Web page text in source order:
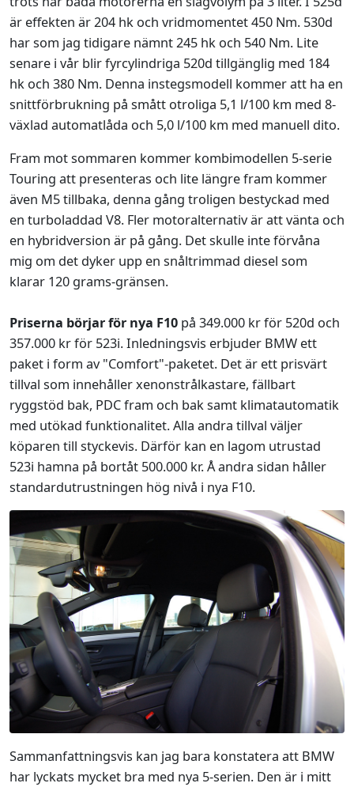
är effekten är 204 hk och vridmomentet 450 Nm. 530d
har som jag tidigare nämnt 245 hk och 540 Nm. Lite
senare i vår blir fyrcylindriga 520d tillgänglig med 184
hk och 380 Nm. Denna instegsmodell kommer att ha en
snittförbrukning på smått otroliga 5,1 l/100 km med 8-
växlad automatlåda och 5,0 l/100 km med manuell dito.
Fram mot sommaren kommer kombimodellen 5-serie
Touring att presenteras och lite längre fram kommer
även M5 tillbaka, denna gång troligen bestyckad med
en turboladdad V8. Fler motoralternativ är att vänta och
en hybridversion är på gång. Det skulle inte förvåna
mig om det dyker upp en snåltrimmad diesel som
klarar 120 grams-gränsen.
Priserna börjar för nya F10 på 349.000 kr för 520d och
357.000 kr för 523i. Inledningsvis erbjuder BMW ett
paket i form av "Comfort"-paketet. Det är ett prisvärt
tillval som innehåller xenonstrålkastare, fällbart
ryggstöd bak, PDC fram och bak samt klimatautomatik
med utökad funktionalitet. Alla andra tillval väljer
köparen till styckevis. Därför kan en lagom utrustad
523i hamna på bortåt 500.000 kr. Å andra sidan håller
standardutrustningen hög nivå i nya F10.
Sammanfattningsvis kan jag bara konstatera att BMW
har lyckats mycket bra med nya 5-serien. Den är i mitt